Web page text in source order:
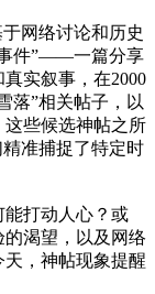
网络讨论和历史
件”——一篇分享
实叙事，在2000
落”相关帖子，以
些候选神帖之所
准捕捉了特定时
能打动人心？或
渴望，以及网络
，神帖现象提醒